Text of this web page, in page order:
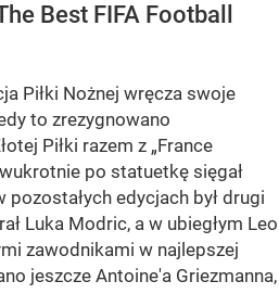
Best FIFA Football
Piłki Nożnej wręcza swoje
to zrezygnowano
Piłki razem z „France
po statuetkę sięgał
pozostałych edycjach był drugi
Luka Modric, a w ubiegłym Leo
zawodnikami w najlepszej
jeszcze Antoine'a Griezmanna,